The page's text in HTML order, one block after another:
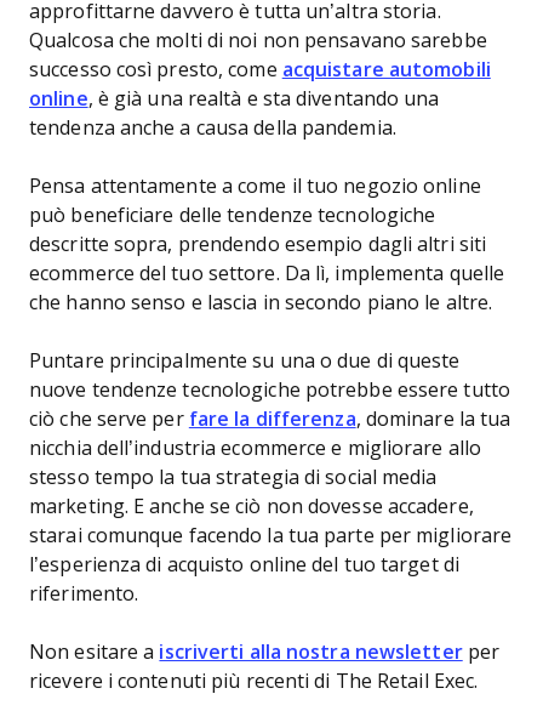
approfittarne davvero è tutta un’altra storia.
Qualcosa che molti di noi non pensavano sarebbe
successo così presto, come acquistare automobili
online, è già una realtà e sta diventando una
tendenza anche a causa della pandemia.
Pensa attentamente a come il tuo negozio online
può beneficiare delle tendenze tecnologiche
descritte sopra, prendendo esempio dagli altri siti
ecommerce del tuo settore. Da lì, implementa quelle
che hanno senso e lascia in secondo piano le altre.
Puntare principalmente su una o due di queste
nuove tendenze tecnologiche potrebbe essere tutto
ciò che serve per fare la differenza, dominare la tua
nicchia dell’industria ecommerce e migliorare allo
stesso tempo la tua strategia di social media
marketing. E anche se ciò non dovesse accadere,
starai comunque facendo la tua parte per migliorare
l’esperienza di acquisto online del tuo target di
riferimento.
Non esitare a iscriverti alla nostra newsletterper
ricevere i contenuti più recenti di The Retail Exec.